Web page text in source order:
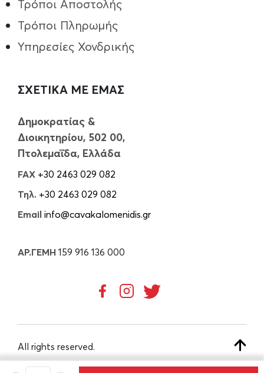
Τρόποι Aποστολής
Τρόποι Πληρωμής
Υπηρεσίες Χονδρικής
ΣΧΕΤΙΚΑ ΜΕ ΕΜΑΣ
Δημοκρατίας &
Διοικητηρίου, 502 00,
Πτολεμαΐδα, Ελλάδα
FAX +30 2463 029 082
Τηλ. +30 2463 029 082
Email info@cavakalomenidis.gr
ΑΡ.ΓΕΜΗ 159 916 136 000
All rights reserved.